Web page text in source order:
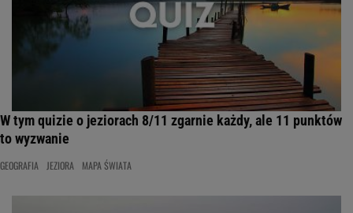
W tym quizie o jeziorach 8/11 zgarnie każdy, ale 11 punktów
to wyzwanie
GEOGRAFIA JEZIORA MAPA ŚWIATA